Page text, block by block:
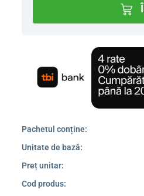
Pachetul conține:
Unitate de bază:
Preț unitar:
Cod produs: